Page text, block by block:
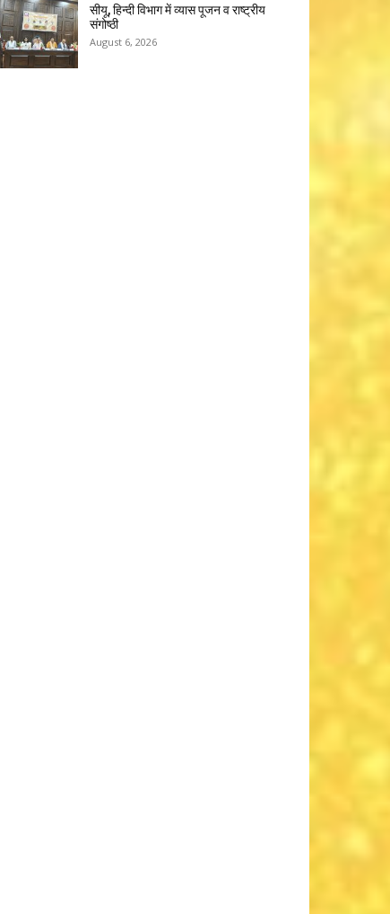
सीयू, हिन्दी विभाग में व्यास पूजन व राष्ट्रीय
संगोष्ठी
August 6, 2026